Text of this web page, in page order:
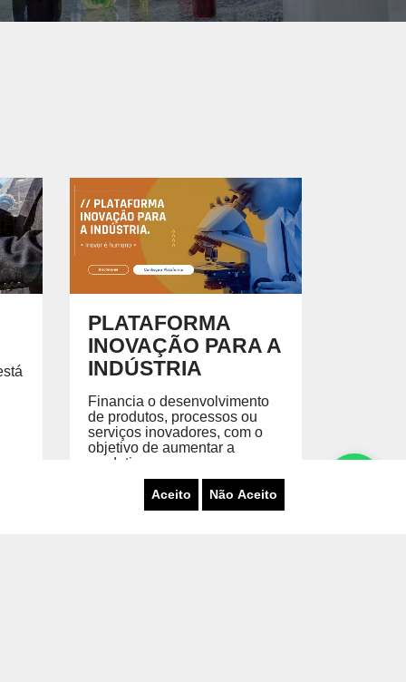
Aceito Não Aceito
PLATAFORMA
INOVAÇÃO PARA A
INDÚSTRIA
Financia o desenvolvimento
de produtos, processos ou
serviços inovadores, com o
objetivo de aumentar a
produti...